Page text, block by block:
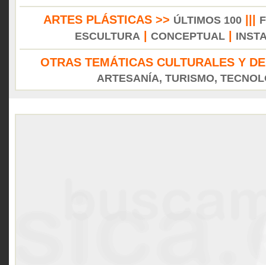
ARTES PLÁSTICAS >> ÚLTIMOS 100|||
ESCULTURA
CONCEPTUAL
OTRAS TEMÁTICAS CULTURALES Y
ARTESANÍA, TURISMO,